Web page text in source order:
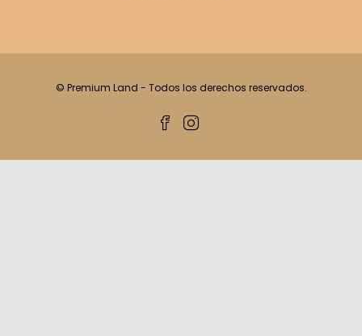
© Premium Land - Todos los derechos reservados.